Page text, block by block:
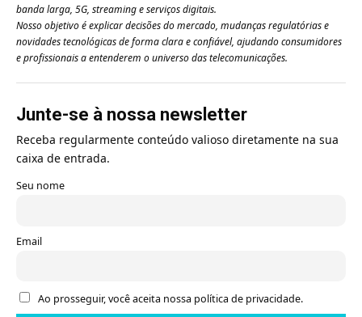
banda larga, 5G, streaming e serviços digitais.
Nosso objetivo é explicar decisões do mercado, mudanças regulatórias e
novidades tecnológicas de forma clara e confiável, ajudando consumidores
e profissionais a entenderem o universo das telecomunicações.
Junte-se à nossa newsletter
Receba regularmente conteúdo valioso diretamente na sua
caixa de entrada.
Seu nome
Email
Ao prosseguir, você aceita nossa política de privacidade.